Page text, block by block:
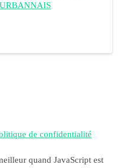
de confidentialité
quand JavaScript est